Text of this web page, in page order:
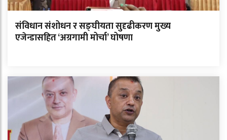
संविधान संशोधन र सङ्घीयता सुदृढीकरण मुख्य
एजेन्डासहित ‘अग्रगामी मोर्चा’ घोषणा